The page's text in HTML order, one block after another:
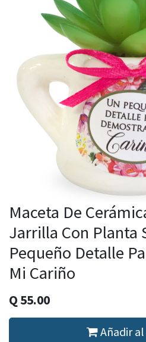
Maceta De
Jarrilla Con Planta
Pequeño Detalle
Mi Cariño
Q 55.00
Añadir